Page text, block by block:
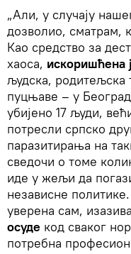
„Али, у случају
дозволио, сматрам,
Као средство за
хаоса, искоришћена
људска, родитељска
пуцњаве – у
убијено 17 људи,
потресли српско
паразитирања на
сведочи о томе
иде у жељи да
независне
уверена сам,
осуде код сваког
потребна